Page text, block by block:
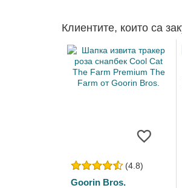
Клиентите, които са
(4.8)
Goorin Bros.